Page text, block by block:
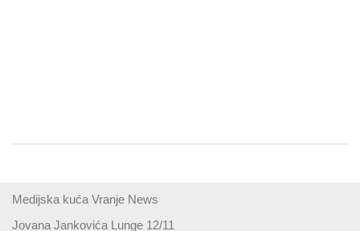
Medijska kuća Vranje News
Jovana Jankovića Lunge 12/11